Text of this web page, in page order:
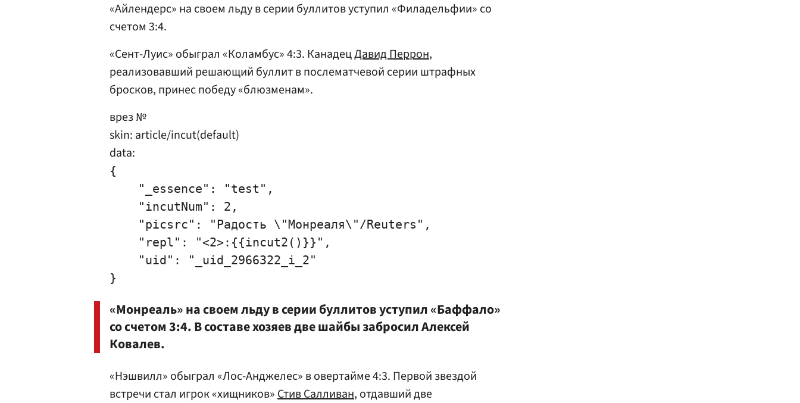
«Айлендерс» на своем льду в серии буллитов уступил «Филадельфии» со
счетом 3:4.
«Сент-Луис» обыграл «Коламбус» 4:3. КанадецДавид Перрон,
реализовавший решающий буллит в послематчевой серии штрафных
бросков, принес победу «блюзменам».
врез №
skin: article/incut(default)
data:
{
    "_essence": "test",
    "incutNum": 2,
    "picsrc": "Радость \"Монреаля\"/Reuters",
    "repl": "<2>:{{incut2()}}",
    "uid": "_uid_2966322_i_2"
«Монреаль» на своем льду в серии буллитов уступил «Баффало»
со счетом 3:4. В составе хозяев две шайбы забросил Алексей
Ковалев.
«Нэшвилл» обыграл «Лос-Анджелес» в овертайме 4:3. Первой звездой
встречи стал игрок «хищников»Стив Салливан, отдавший две